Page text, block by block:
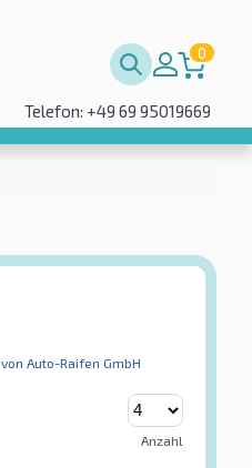
0
Telefon: +49 69 95019669
von Auto-Raifen GmbH
Anzahl